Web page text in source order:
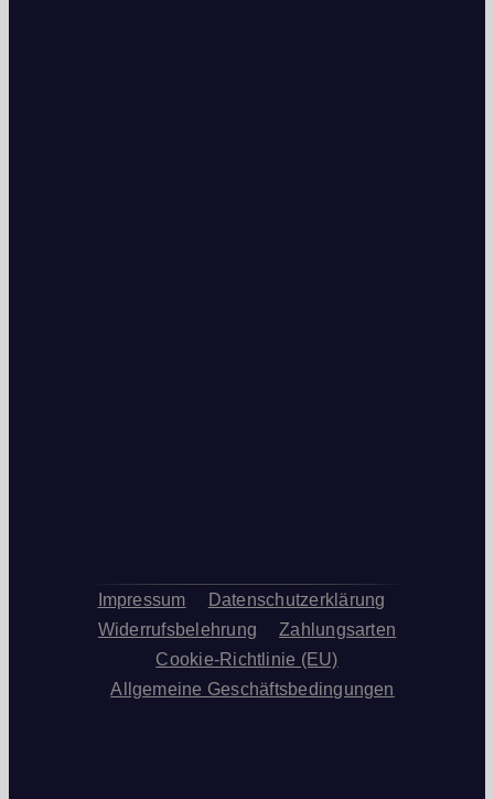
Impressum
Datenschutzerklärung
Widerrufsbelehrung
Zahlungsarten
Cookie-Richtlinie (EU)
Allgemeine Geschäftsbedingungen